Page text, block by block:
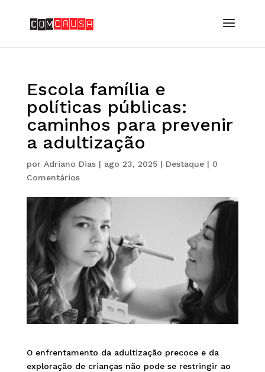
Escola família e
políticas públicas:
caminhos para prevenir
a adultização
por Adriano Dias| ago 23, 2025| Destaque| 0
Comentários
O enfrentamento da adultização precoce e da
exploração de crianças não pode se restringir ao